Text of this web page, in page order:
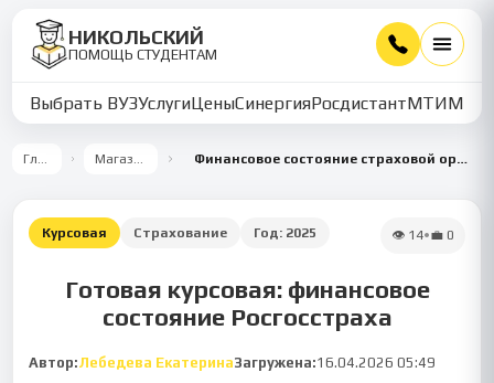
НИКОЛЬСКИЙ
ПОМОЩЬ СТУДЕНТАМ
Выбрать ВУЗУслугиЦеныСинергияРосдистантМТИММУ
Главная Магазин работ Финансовое состояние страховой организации на примере Росгосстраха
Курсовая Страхование Год: 2025 👁 14•💼 0
Готовая курсовая: финансовое
состояние Росгосстраха
Автор:Лебедева ЕкатеринаЗагружена:16.04.2026 05:49